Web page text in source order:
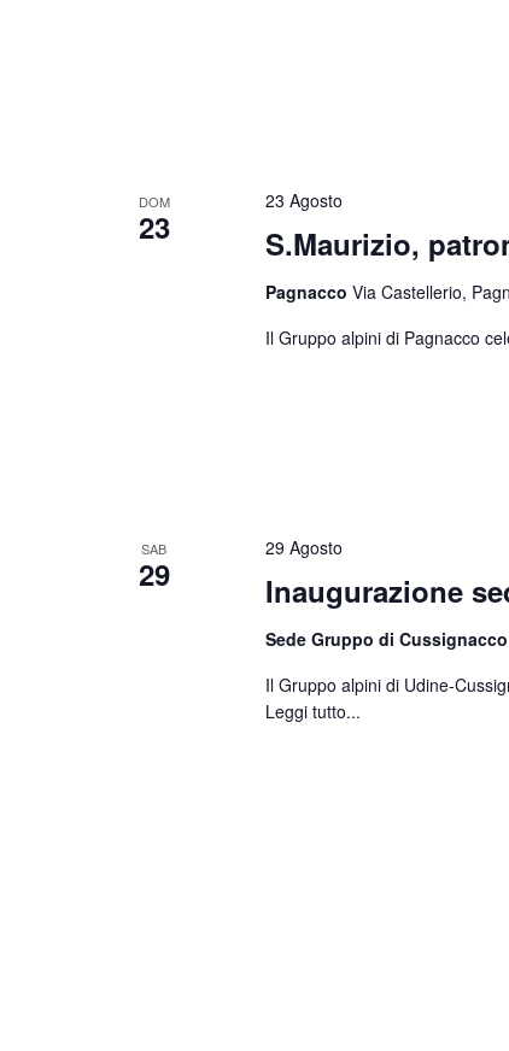
DOM
23 S.Maurizio,
23 Agosto
Pagnacco Via Castellerio,
Il Gruppo alpini di Pagnacco
SAB
29 Inaugurazione
29 Agosto
Sede Gruppo di Cussignacco
Il Gruppo alpini di Udine-
Leggi tutto...